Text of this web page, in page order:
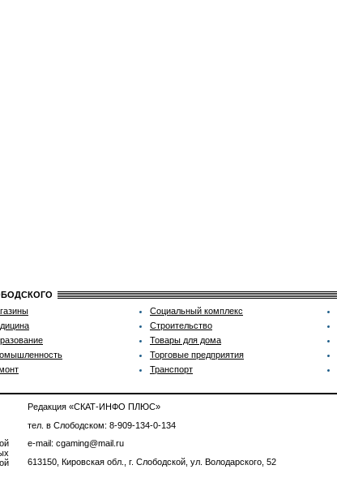
Социальный комплекс
Строительство
Товары для дома
Торговые предприятия
Транспорт
Редакция «СКАТ-ИНФО ПЛЮС»
тел. в Слободском: 8-909-134-0-134
e-mail: cgaming@mail.ru
613150, Кировская обл., г. Слободской, ул. Володарского, 52